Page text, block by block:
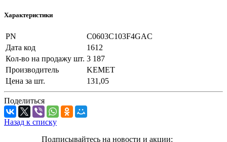
Характеристики
PN
C0603C103F4GAC
Дата код
1612
Кол-во на продажу шт. 3 187
Производитель
KEMET
Цена за шт.
131,05
Поделиться
Назад к списку
Подписывайтесь на новости и акции: